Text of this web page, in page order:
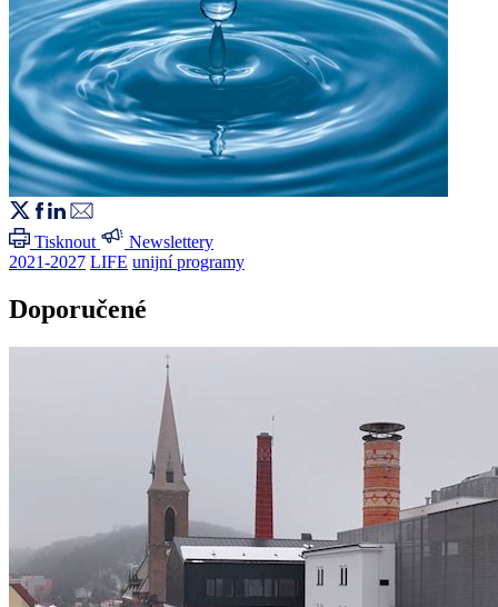
Tisknout
Newslettery
2021-2027 LIFE unijní programy
Doporučené